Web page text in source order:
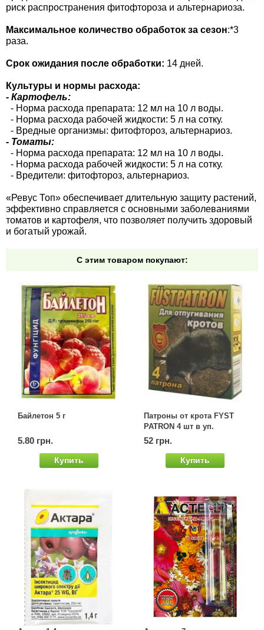
риск распространения фитофтороза и альтернариоза.
Максимальное количество обработок за сезон:*3
раза.
Срок ожидания после обработки: 14 дней.
Культуры и нормы расхода:
- Картофель:
- Норма расхода препарата: 12 мл на 10 л воды.
- Норма расхода рабочей жидкости: 5 л на сотку.
- Вредные организмы: фитофтороз, альтернариоз.
- Томаты:
- Норма расхода препарата: 12 мл на 10 л воды.
- Норма расхода рабочей жидкости: 5 л на сотку.
- Вредители: фитофтороз, альтернариоз.
«Ревус Топ» обеспечивает длительную защиту растений,
эффективно справляется с основными заболеваниями
томатов и картофеля, что позволяет получить здоровый
и богатый урожай.
С этим товаром покупают:
Байлетон 5 г
5.80 грн.
Купить
Патроны от крота FYST
PATRON 4 шт в уп.
52 грн.
Купить